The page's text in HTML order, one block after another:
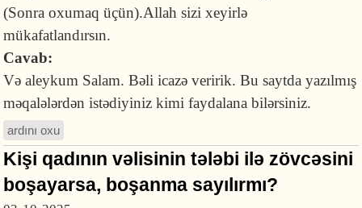
(Sonra oxumaq üçün).Allah sizi xeyirlə
mükafatlandırsın.
Cavab:
Və aleykum Salam. Bəli icazə veririk. Bu saytda yazılmış
məqalələrdən istədiyiniz kimi faydalana bilərsiniz.
ardını oxu
Kişi qadının vəlisinin tələbi ilə zövcəsini
boşayarsa, boşanma sayılırmı?